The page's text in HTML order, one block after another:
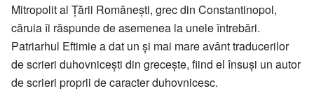
Mitropolit al Țării Românești, grec din Constantinopol,
căruia îi răspunde de asemenea la unele întrebări.
Patriarhul Eftimie a dat un și mai mare avânt traducerilor
de scrieri duhovnicești din grecește, fiind el însuși un autor
de scrieri proprii de caracter duhovnicesc.